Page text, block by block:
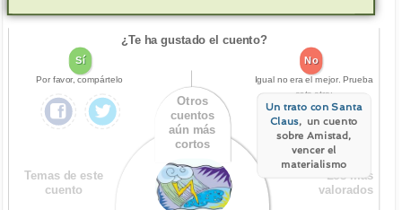
¿Te ha gustado el cuento?
Sí
Por favor, compártelo
No
Igual no era el mejor. Prueba
este otro:
Un trato con Santa
Claus, un cuento
sobre Amistad,
vencer el
materialismo
Temas de este
cuento
Otros
cuentos
aún más
cortos
Los más
valorados